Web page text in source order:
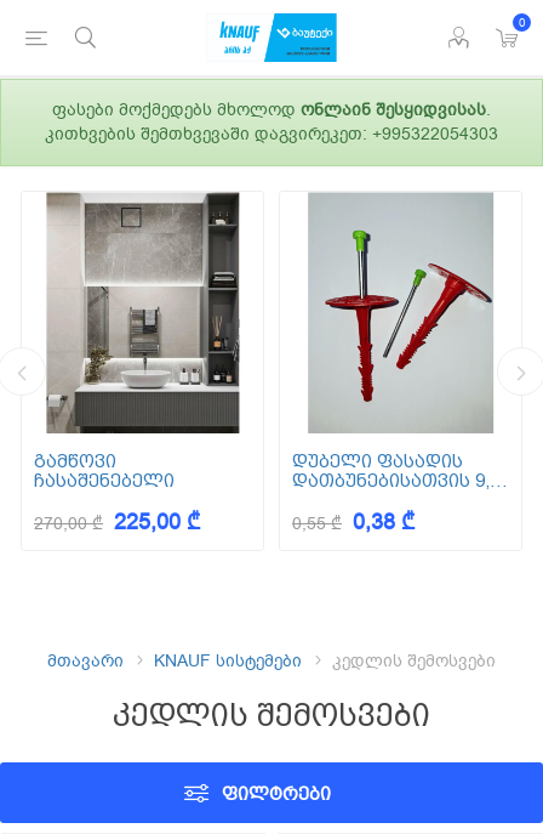
0
ფასები მოქმედებს მხოლოდ ონლაინ შესყიდვისას.
კითხვების შემთხვევაში დაგვირეკეთ: +995322054303
გამწოვი
ჩასაშენებელი
270,00 ₾ 225,00 ₾
დუბელი ფასადის
დათბუნებისათვის 9,5
0,55 ₾ 0,38 ₾
მთავარი KNAUF სისტემები კედლის შემოსვები
კედლის შემოსვები
ᲤᲘᲚᲢᲠᲔᲑᲘ